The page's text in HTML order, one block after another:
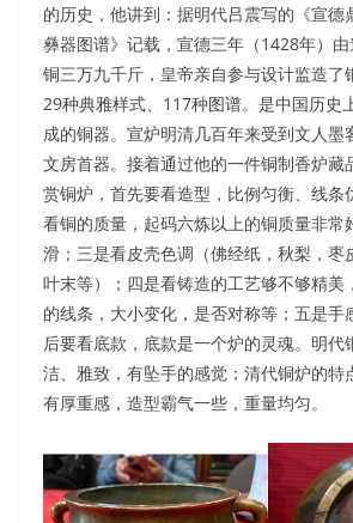
的历史，他讲到：据明代吕震写的《宣德
彝器图谱》记载，宣德三年（1428年）
铜三万九千斤，皇帝亲自参与设计监造了
29种典雅样式、117种图谱。是中国历史
成的铜器。宣炉明清几百年来受到文人墨
文房首器。接着通过他的一件铜制香炉藏
赏铜炉，首先要看造型，比例匀衡、线条
看铜的质量，起码六炼以上的铜质量非常
滑；三是看皮壳色调（佛经纸，秋梨，枣
叶末等）；四是看铸造的工艺够不够精美
的线条，大小变化，是否对称等；五是手
后要看底款，底款是一个炉的灵魂。明代
洁、雅致，有坠手的感觉；清代铜炉的特
有厚重感，造型霸气一些，重量均匀。